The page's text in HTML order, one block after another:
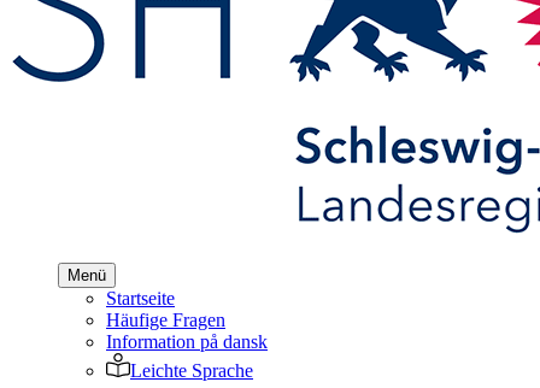
Menü
Startseite
Häufige Fragen
Information på dansk
Leichte Sprache